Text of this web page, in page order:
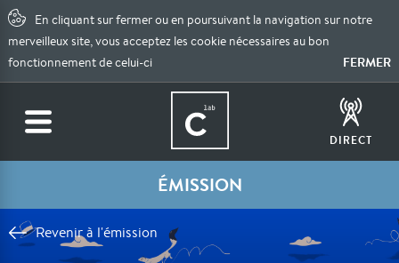
En cliquant sur fermer ou en poursuivant la navigation sur notre
merveilleux site, vous acceptez les cookie nécessaires au bon
fonctionnement de celui-ci
FERMER
DIRECT
ÉMISSION
Revenir à l'émission